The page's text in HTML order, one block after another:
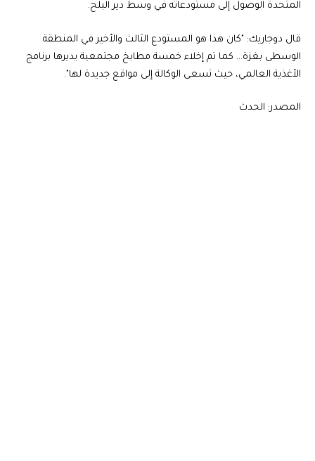
المتحدة الوصول إلى مستودعاته في وسط دير البلح.
قال دوجاريك: "كان هذا هو المستودع الثالث والأخير في المنطقة
الوسطى بغزة… كما تم إخلاء خمسة مطابخ مجتمعية يديرها برنامج
الأغذية العالمي، حيث تسعى الوكالة إلى مواقع جديدة لها".
المصدر: الحدث